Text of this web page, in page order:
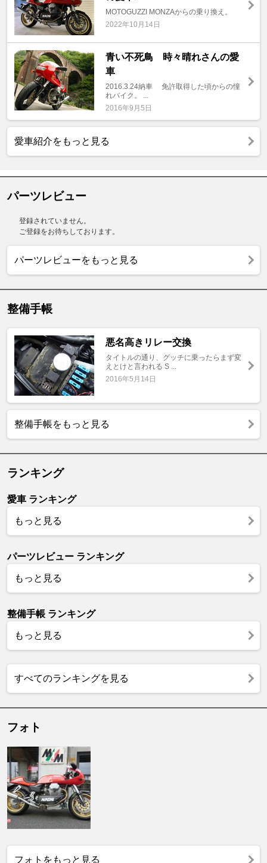
MOTOGUZZI MONZAからの乗り換え。
2022年10月14日
青い不死鳥 時々晴れさんの愛
車
2016.3.24納車 免許取得した頃からの憧
れバイク。 ...
2016年9月5日
愛車紹介をもっと見る
パーツレビュー
登録されていません。
ご登録をお待ちしております。
パーツレビューをもっと見る
整備手帳
悪名高きリレー交換
タイトルの通り、グッチに乗ったらまず変
えとけと言われる S ...
2016年5月14日
整備手帳をもっと見る
ランキング
愛車 ランキング
もっと見る
パーツレビュー ランキング
もっと見る
整備手帳 ランキング
もっと見る
すべてのランキングを見る
フォト
フォトをもっと見る